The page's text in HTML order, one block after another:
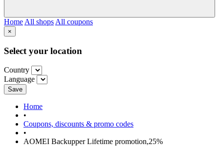
Home All shops All coupons
×
Select your location
Country
Language
Save
Home
•
Coupons, discounts & promo codes
•
AOMEI Backupper Lifetime promotion,25%